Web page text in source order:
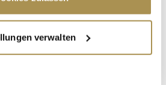
Ihre geografische Lage
auf einige Meter genau sein
verwalten